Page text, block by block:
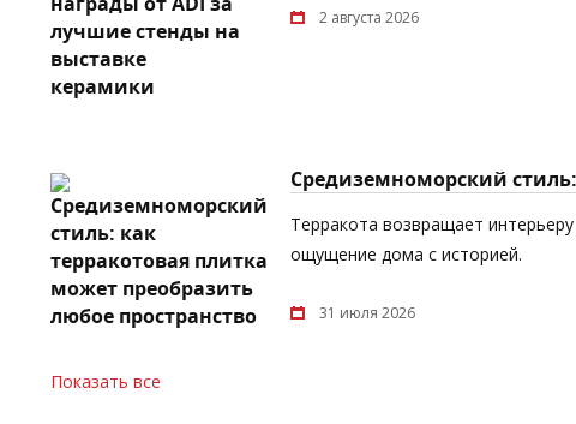
2 августа 2026
Средиземноморский
Терракота возвращает
ощущение дома с историей.
31 июля 2026
Показать все